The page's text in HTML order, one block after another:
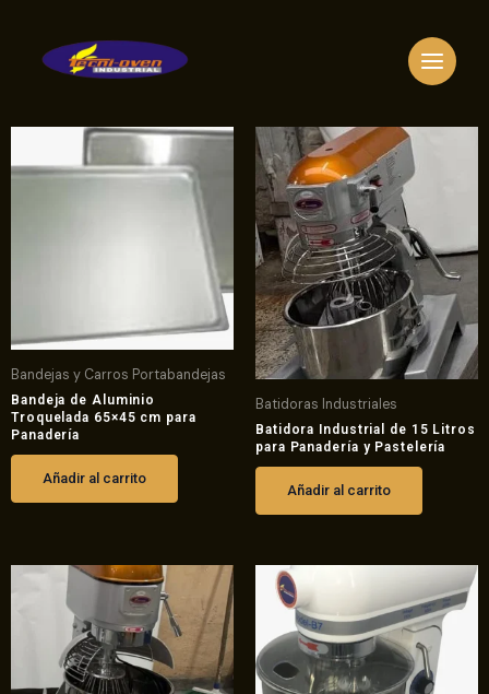
contenido
Bandejas y Carros Portabandejas
Bandeja de Aluminio
Troquelada 65×45 cm para
Panadería
Añadir al carrito
Batidoras Industriales
Batidora Industrial de 15 Litros
para Panadería y Pastelería
Añadir al carrito